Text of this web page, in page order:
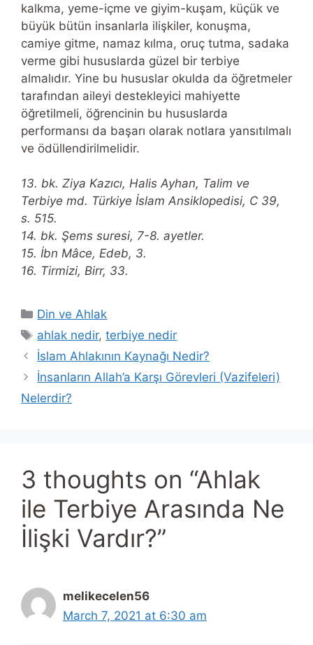
kalkma, yeme-içme ve giyim-kuşam, küçük ve
büyük bütün insanlarla ilişkiler, konuşma,
camiye gitme, namaz kılma, oruç tutma, sadaka
verme gibi hususlarda güzel bir terbiye
almalıdır. Yine bu hususlar okulda da öğretmeler
tarafından aileyi destekleyici mahiyette
öğretilmeli, öğrencinin bu hususlarda
performansı da başarı olarak notlara yansıtılmalı
ve ödüllendirilmelidir.
13. bk. Ziya Kazıcı, Halis Ayhan, Talim ve
Terbiye md. Türkiye İslam Ansiklopedisi, C 39,
s. 515.
14. bk. Şems suresi, 7-8. ayetler.
15. İbn Mâce, Edeb, 3.
16. Tirmizi, Birr, 33.
Categories
Din ve Ahlak
Tags
ahlak nedir,terbiye nedir
İslam Ahlakının Kaynağı Nedir?
İnsanların Allah’a Karşı Görevleri (Vazifeleri)
Nelerdir?
3 thoughts on “Ahlak
ile Terbiye Arasında Ne
İlişki Vardır?”
melikecelen56
March 7, 2021 at 6:30 am